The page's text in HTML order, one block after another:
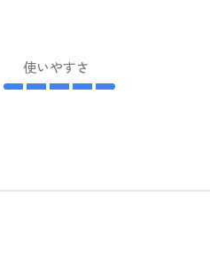
使いやすさ